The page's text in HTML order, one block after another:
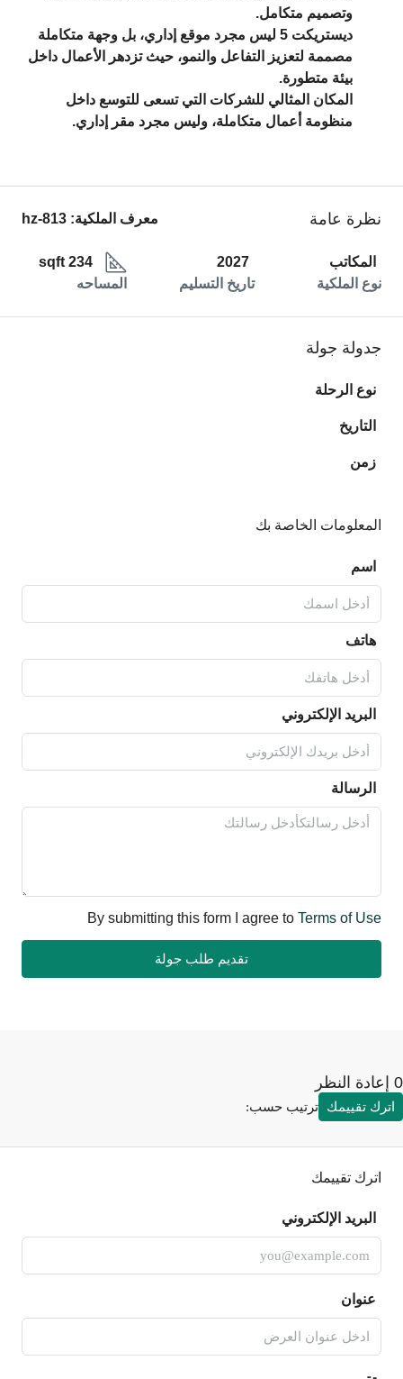
وتصميم متكامل.
ديستريكت 5 ليس مجرد موقع إداري، بل وجهة متكاملة
مصممة لتعزيز التفاعل والنمو، حيث تزدهر الأعمال داخل
بيئة متطورة.
المكان المثالي للشركات التي تسعى للتوسع داخل
منظومة أعمال متكاملة، وليس مجرد مقر إداري.
نظرة عامة معرف الملكية:hz-813
المكاتب
نوع الملكية
2027
تاريخ التسليم
234 sqft
المساحه
جدولة جولة
نوع الرحلة
التاريخ
زمن
المعلومات الخاصة بك
اسم
هاتف
البريد الإلكتروني
الرسالة
By submitting this form I agree toTerms of Use
تقديم طلب جولة
ترتيب حسب: تقييمك
اترك تقييمك
البريد الإلكتروني
عنوان